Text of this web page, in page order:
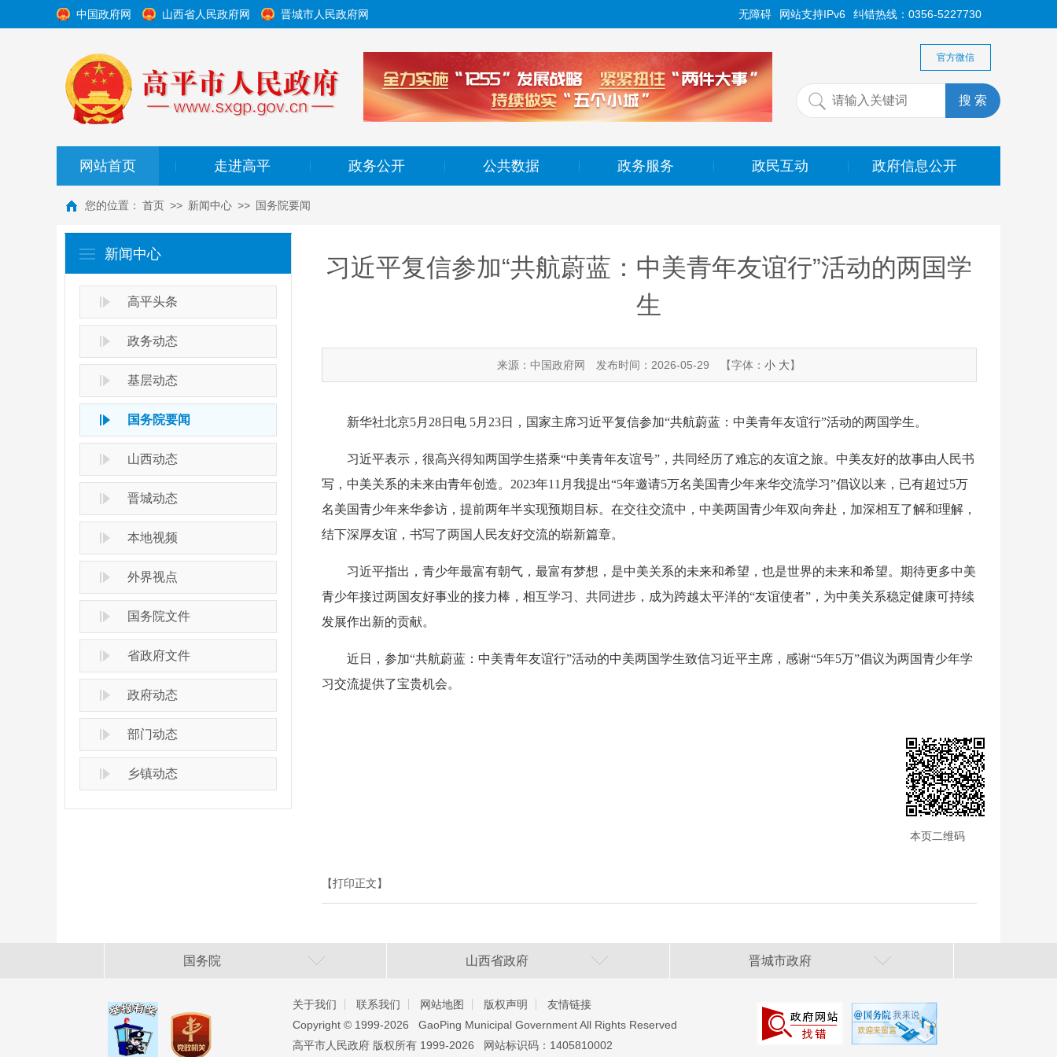
中国政府网 山西省人民政府网 晋城市人民政府网 纠错热线：0356-5227730
网站支持IPv6
无障碍
官方微信
网站首页 走进高平 政务公开 公共数据 政务服务 政民互动 政府信息公开
您的位置： 首页 >> 新闻中心 >> 国务院要闻
新闻中心
高平头条
政务动态
基层动态
国务院要闻
山西动态
晋城动态
本地视频
外界视点
国务院文件
省政府文件
政府动态
部门动态
乡镇动态
习近平复信参加“共航蔚蓝：中美青年友谊行”活动的两国学
生
来源：中国政府网 发布时间：2026-05-29 【字体：小 大】
新华社北京5月28日电 5月23日，国家主席习近平复信参加“共航蔚蓝：中美青年友谊行”活动的两国学生。
习近平表示，很高兴得知两国学生搭乘“中美青年友谊号”，共同经历了难忘的友谊之旅。中美友好的故事由人民书
写，中美关系的未来由青年创造。2023年11月我提出“5年邀请5万名美国青少年来华交流学习”倡议以来，已有超过5万
名美国青少年来华参访，提前两年半实现预期目标。在交往交流中，中美两国青少年双向奔赴，加深相互了解和理解，
结下深厚友谊，书写了两国人民友好交流的崭新篇章。
习近平指出，青少年最富有朝气，最富有梦想，是中美关系的未来和希望，也是世界的未来和希望。期待更多中美
青少年接过两国友好事业的接力棒，相互学习、共同进步，成为跨越太平洋的“友谊使者”，为中美关系稳定健康可持续
发展作出新的贡献。
近日，参加“共航蔚蓝：中美青年友谊行”活动的中美两国学生致信习近平主席，感谢“5年5万”倡议为两国青少年学
习交流提供了宝贵机会。
本页二维码
【打印正文】
国务院 山西省政府 晋城市政府
关于我们 联系我们 网站地图 版权声明
友情链接
Copyright ©️ 1999-2026 GaoPing Municipal Government All Rights Reserved
高平市人民政府 版权所有 1999-2026 网站标识码：1405810002